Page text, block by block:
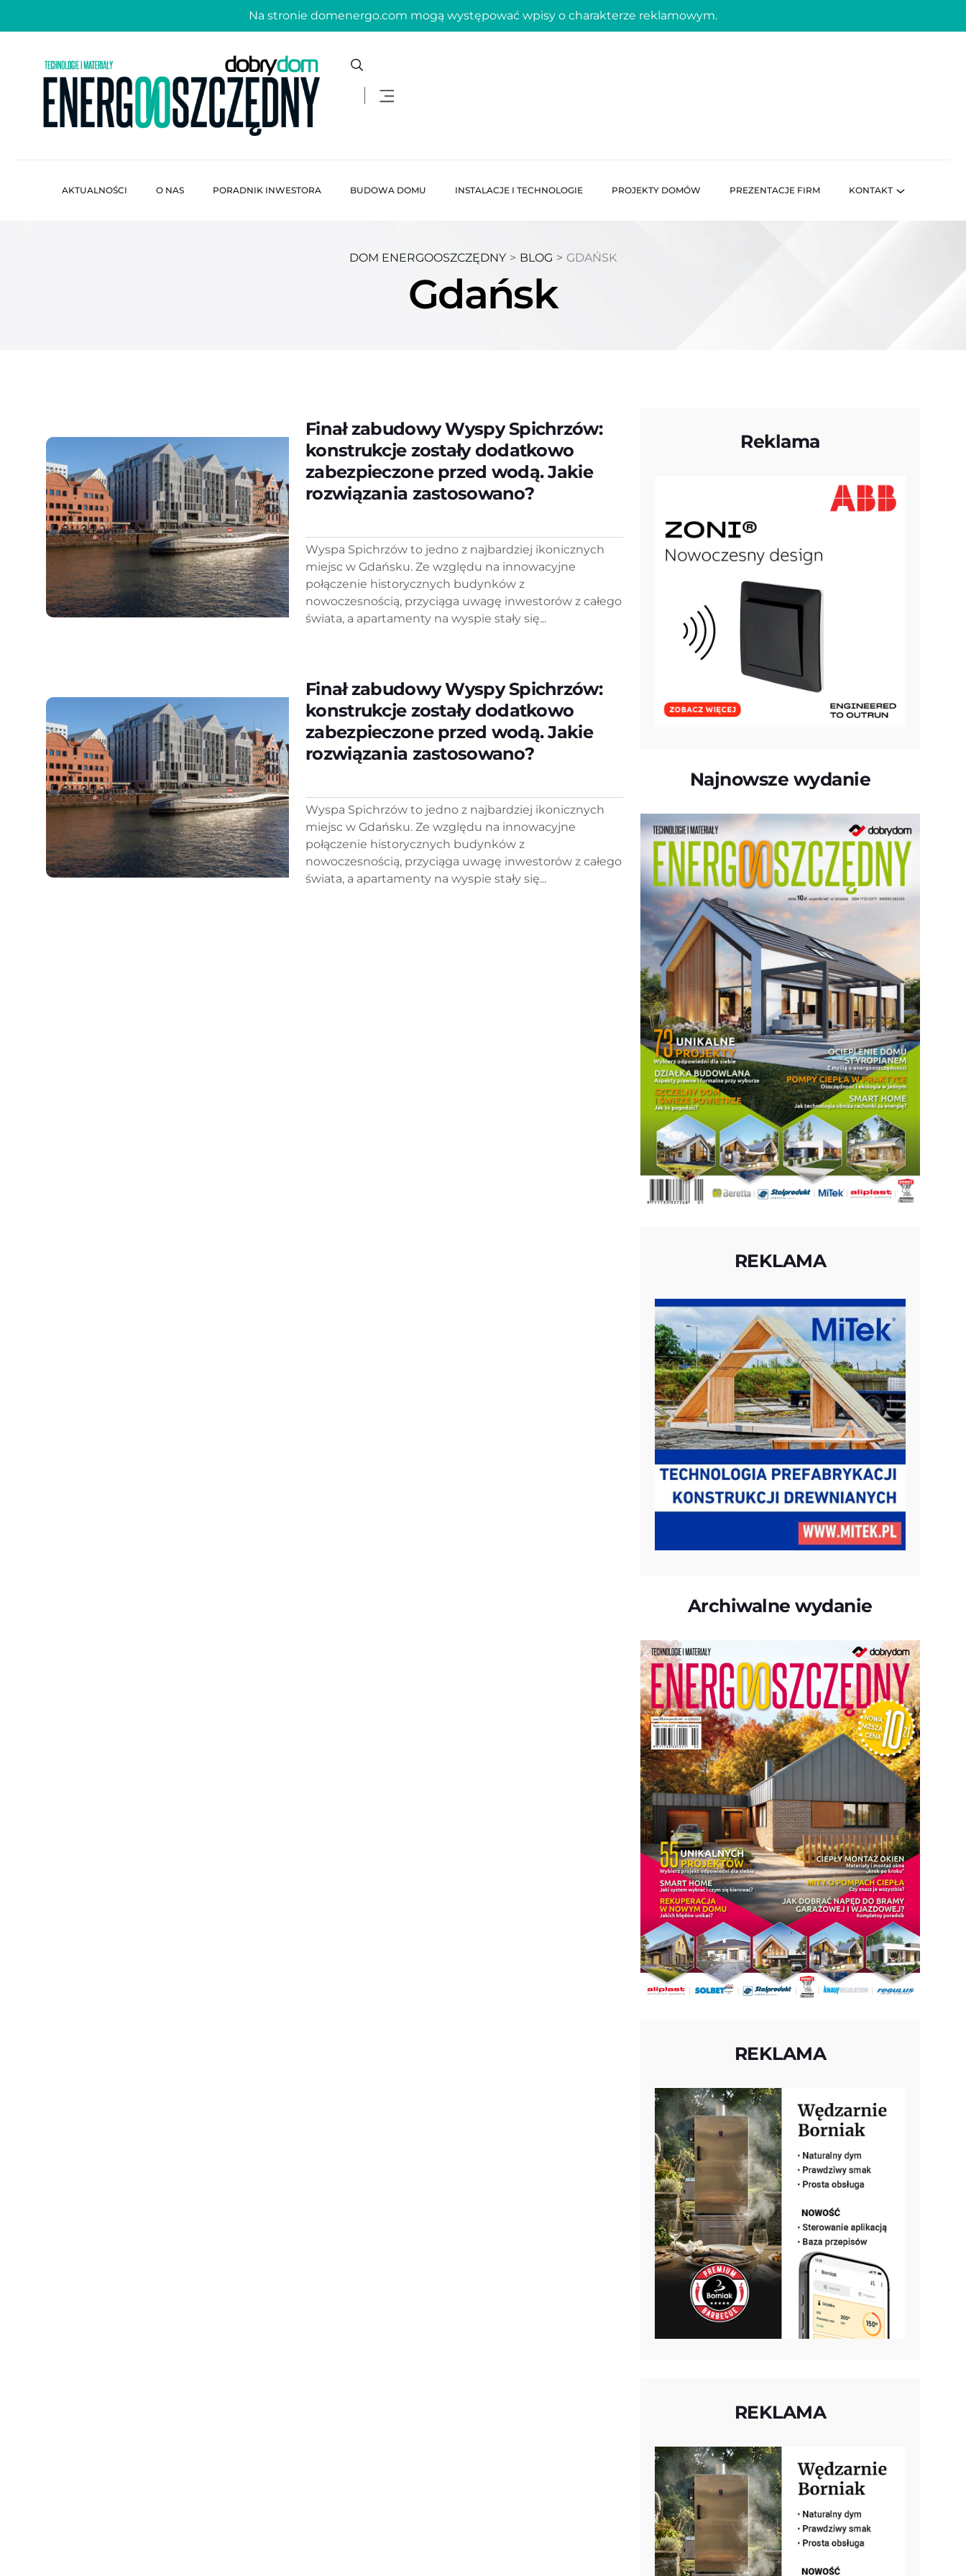
Na stronie domenergo.com mogą występować wpisy o charakterze reklamowym.
AKTUALNOŚCI O NAS PORADNIK INWESTORA BUDOWA DOMU INSTALACJE I TECHNOLOGIE PROJEKTY DOMÓW PREZENTACJE FIRM KONTAKT
DOM ENERGOOSZCZĘDNY > BLOG > GDAŃSK
Gdańsk
Finał zabudowy Wyspy Spichrzów:
konstrukcje zostały dodatkowo
zabezpieczone przed wodą. Jakie
rozwiązania zastosowano?
Wyspa Spichrzów to jedno z najbardziej ikonicznych
miejsc w Gdańsku. Ze względu na innowacyjne
połączenie historycznych budynków z
nowoczesnością, przyciąga uwagę inwestorów z całego
świata, a apartamenty na wyspie stały się...
Finał zabudowy Wyspy Spichrzów:
konstrukcje zostały dodatkowo
zabezpieczone przed wodą. Jakie
rozwiązania zastosowano?
Wyspa Spichrzów to jedno z najbardziej ikonicznych
miejsc w Gdańsku. Ze względu na innowacyjne
połączenie historycznych budynków z
nowoczesnością, przyciąga uwagę inwestorów z całego
świata, a apartamenty na wyspie stały się...
Reklama
Najnowsze wydanie
REKLAMA
Archiwalne wydanie
REKLAMA
REKLAMA